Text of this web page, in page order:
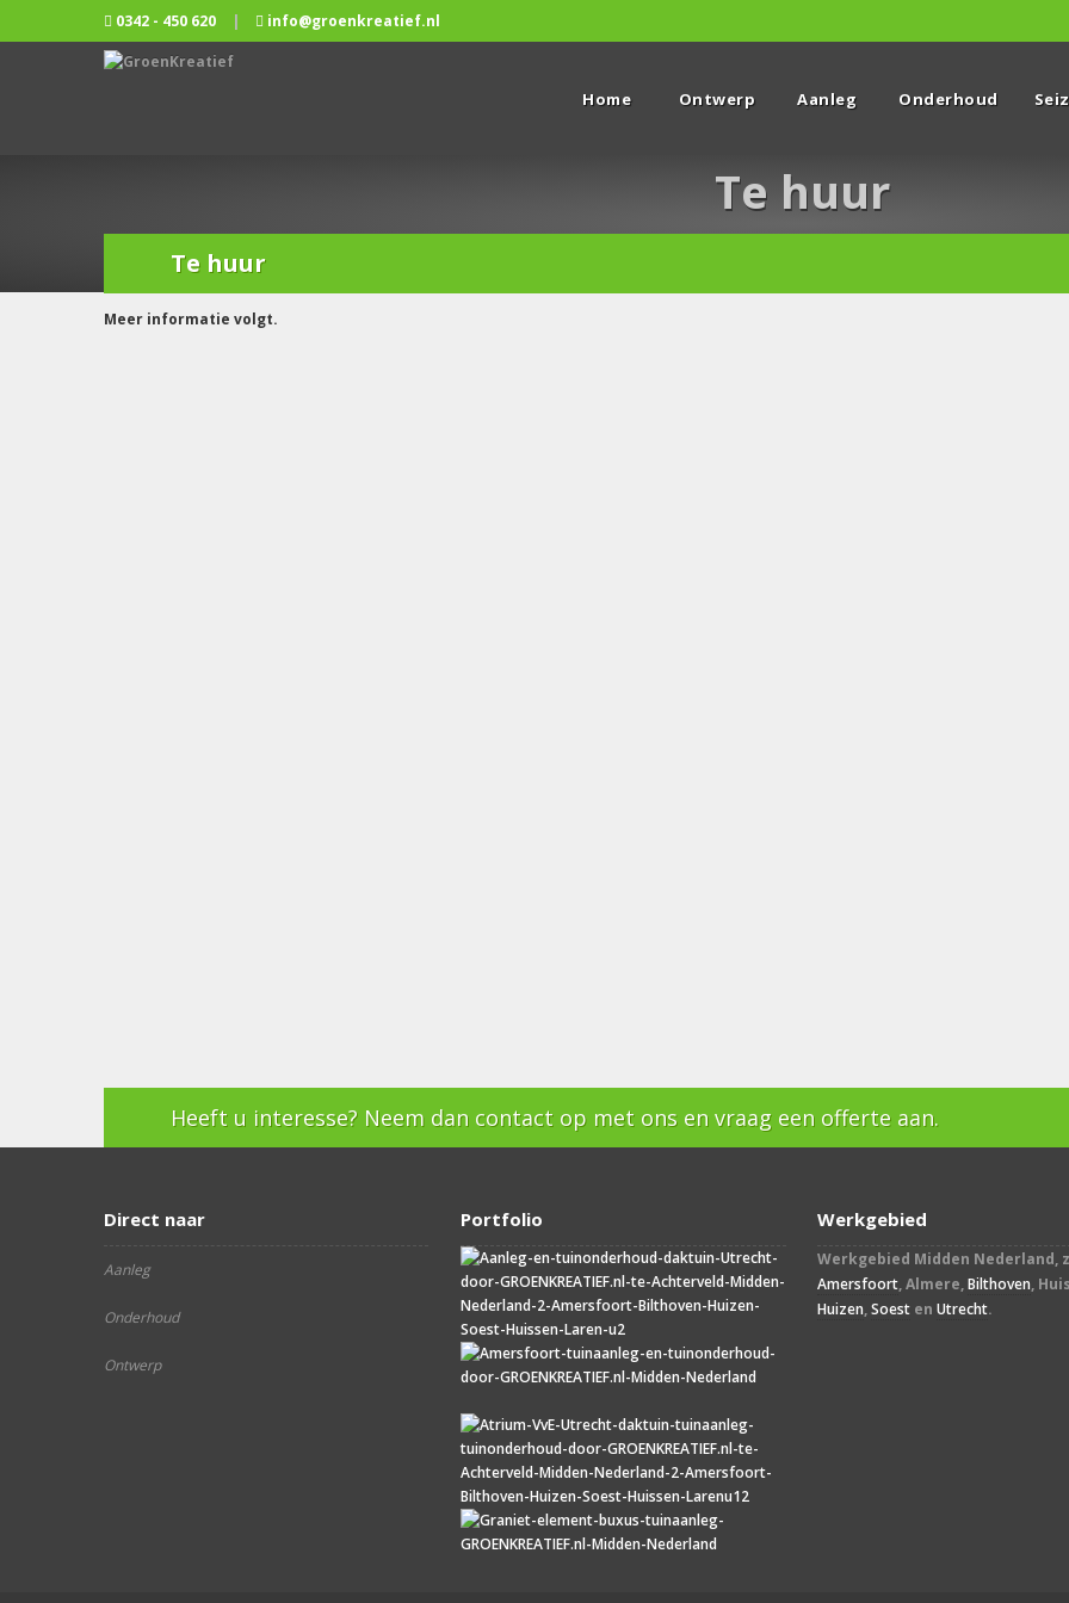
0342 - 450 620 | info@groenkreatief.nl
Home Ontwerp Aanleg Onderhoud
Te huur
Te huur
Meer informatie volgt.
Heeft u interesse? Neem dan contact op met ons en vraag een offerte aan.
Direct naar
Aanleg
Onderhoud
Ontwerp
Portfolio Werkgebied
Werkgebied Midden Nederland,
Amersfoort, Almere,Bilthoven,
Huizen,Soest enUtrecht.